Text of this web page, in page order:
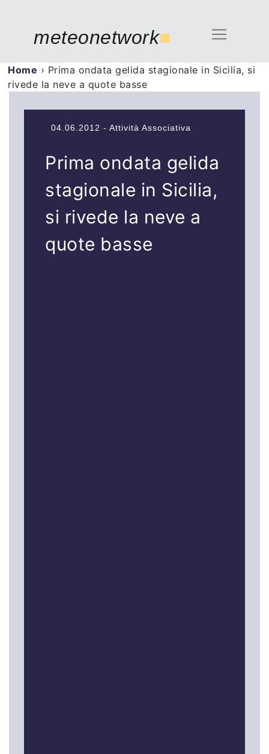
meteonetwork■
Home › Prima ondata gelida stagionale in Sicilia, si
rivede la neve a quote basse
04.06.2012 - Attività Associativa
Prima ondata gelida
stagionale in Sicilia,
si rivede la neve a
quote basse